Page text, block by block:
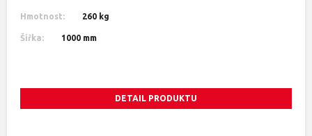
Hmotnost: 260 kg
Šířka: 1000 mm
DETAIL PRODUKTU